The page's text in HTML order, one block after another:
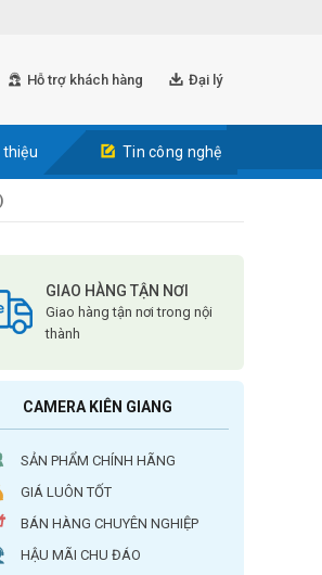
Hỗ trợ khách hàng Đại lý
thiệu Tin công nghệ
GIAO HÀNG TẬN NƠI
Giao hàng tận nơi trong nội
thành
CAMERA KIÊN GIANG
SẢN PHẨM CHÍNH HÃNG
GIÁ LUÔN TỐT
BÁN HÀNG CHUYÊN NGHIỆP
HẬU MÃI CHU ĐÁO